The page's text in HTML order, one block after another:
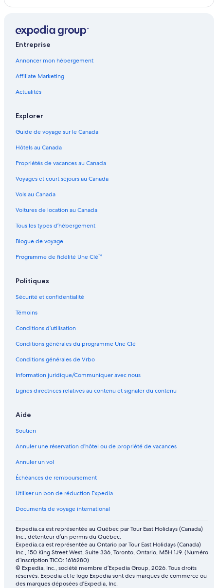
Entreprise
Annoncer mon hébergement
Affiliate Marketing
Actualités
Explorer
Guide de voyage sur le Canada
Hôtels au Canada
Propriétés de vacances au Canada
Voyages et court séjours au Canada
Vols au Canada
Voitures de location au Canada
Tous les types d’hébergement
Blogue de voyage
Programme de fidélité Une Clé™
Politiques
Sécurité et confidentialité
Témoins
Conditions d’utilisation
Conditions générales du programme Une Clé
Conditions générales de Vrbo
Information juridique/Communiquer avec nous
Lignes directrices relatives au contenu et signaler du contenu
Aide
Soutien
Annuler une réservation d’hôtel ou de propriété de vacances
Annuler un vol
Échéances de remboursement
Utiliser un bon de réduction Expedia
Documents de voyage international
Expedia.ca est représentée au Québec par Tour East Holidays (Canada)
Inc., détenteur d’un permis du Québec.
Expedia.ca est représentée au Ontario par Tour East Holidays (Canada)
Inc., 150 King Street West, Suite 336, Toronto, Ontario, M5H 1J9. (Numéro
d’inscription TICO: 1616280)
© Expedia, Inc., société membre d’Expedia Group, 2026. Tous droits
réservés. Expedia et le logo Expedia sont des marques de commerce ou
des marques déposées d’Expedia, Inc.